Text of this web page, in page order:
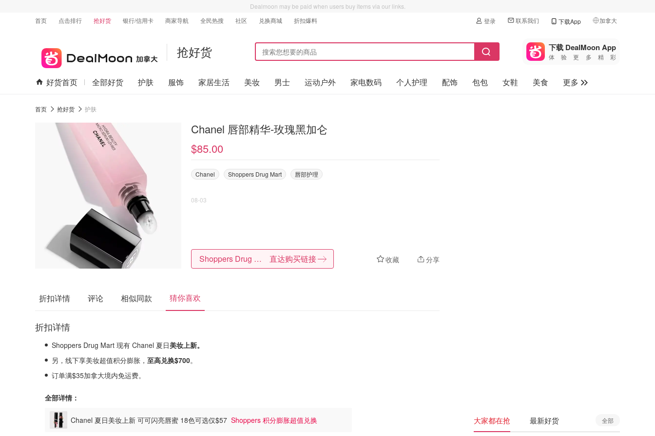
Dealmoon may be paid when users buy items via our links.
首页
点击排行 抢好货 银行/信用卡 商家导航 全民热搜 社区 兑换商城 折扣爆料 登录 联系我们 下载App 加拿大
🇺🇸
美国
🇨🇳中国
🇨🇦加拿大
抢好货 下载 DealMoon App
体验更多精彩
好货首页 全部好货 护肤 服饰 家居生活 美妆 男士 运动户外 家电数码 个人护理 配饰 包包 女鞋 美食
更多
首页 抢好货 护肤
Chanel 唇部精华-玫瑰黑加仑
$85.00
Chanel Shoppers Drug Mart 唇部护理
08-03
收藏 分享
Shoppers Drug Mart 直达购买链接
折扣详情 评论 相似同款 猜你喜欢
折扣详情
Shoppers Drug Mart 现有 Chanel 夏日美妆上新。
另，线下享美妆超值积分膨胀， 至高兑换$700。
订单满$35加拿大境内免运费。
全部详情：
Chanel 夏日美妆上新 可可闪亮唇蜜 18色可选仅$57 Shoppers 积分膨胀超值兑换 大家都在抢 最新好货 全部